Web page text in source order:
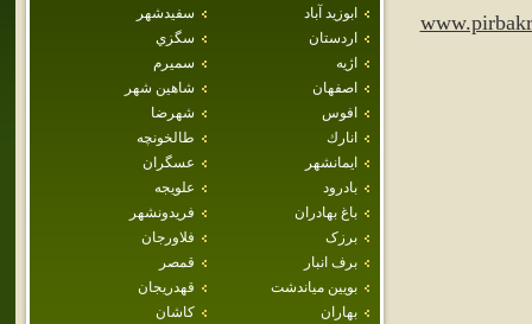
ابوزيد آباد
سفيدشهر
اردستان
سگزي
اژيه
سميرم
اصفهان
شاهين شهر
افوس
شهرضا
انارك
طالخونچه
ايمانشهر
عسگران
بادرود
علويجه
باغ بهادران
فريدونشهر
برزک
فلاورجان
برف انبار
قمصر
بويين مياندشت
قهدريجان
بهاران
كاشان